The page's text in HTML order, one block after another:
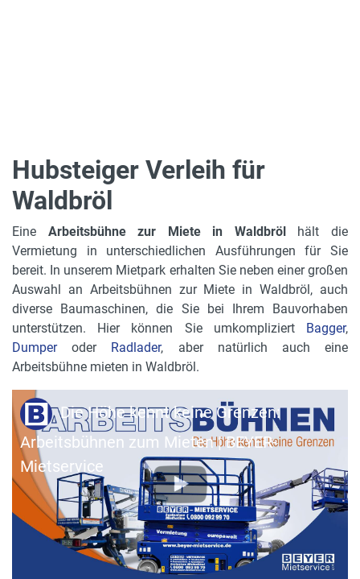
Hubsteiger Verleih für
Waldbröl
Eine Arbeitsbühne zur Miete in Waldbrölhält die
Vermietung in unterschiedlichen Ausführungen für Sie
bereit. In unserem Mietpark erhalten Sie neben einer großen
Auswahl an Arbeitsbühnen zur Miete in Waldbröl, auch
diverse Baumaschinen, die Sie bei Ihrem Bauvorhaben
unterstützen. Hier können Sie umkompliziert Bagger,
Dumperoder Radlader, aber natürlich auch eine
Arbeitsbühne mieten in Waldbröl.
Die Höhe kennt keine Grenzen:
Arbeitsbühnen zum Mieten | BEYER-
Mietservice